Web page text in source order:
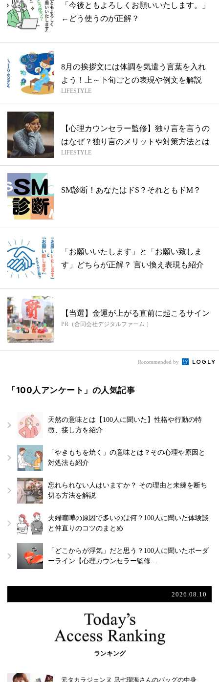
「今後ともよろしくお願いいたします。」
←どう使うのが正解？
8月の挨拶文には体調を気遣う言葉を入れ
よう！上～下旬ごとの表現や例文を解説
LIFESTYLE
【心理カウンセラー監修】独り言を言うの
はなぜ？独り言のメリットや対策方法とは
LIFESTYLE
SM診断！あなたはドS？それともドM？
「お願いいたします」と「お願い致しま
す」どちらが正解？ 言い換え表現も紹介
【当選】金運が上がる直前に起こるサイン
PR（合同会社デジタルファーム ）
Recommended by
「100人アンケート」の人気記事
天然の意味とは【100人に聞いた】性格や行動の特
徴、接し方を紹介
「やきもちを焼く」の意味とは？その心理や原因と
対処法も紹介
忘れられない人はいますか？ その理由と未練を断ち
切る方法を解説
夫婦喧嘩の原因で多いのは何？100人に聞いた体験談
と仲直りのコツのまとめ
「どこからが浮気」だと思う？100人に聞いたボーダ
ーライン【心理カウンセラー監修…
2026.08.10
ランキング
元タカラジェンヌ 凪七瑠海さんのバッグの中身